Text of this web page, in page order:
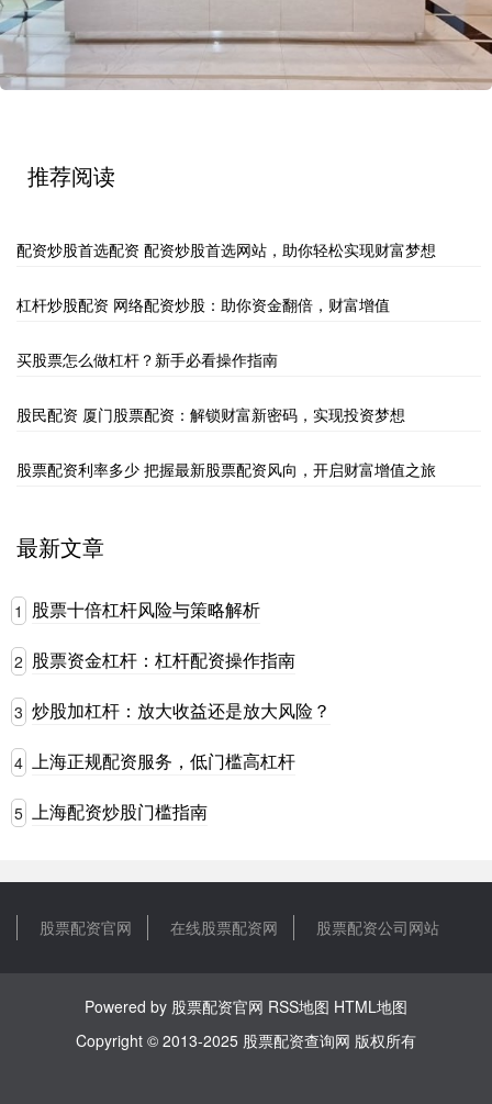
推荐阅读
配资炒股首选配资 配资炒股首选网站，助你轻松实现财富梦想
杠杆炒股配资 网络配资炒股：助你资金翻倍，财富增值
买股票怎么做杠杆？新手必看操作指南
股民配资 厦门股票配资：解锁财富新密码，实现投资梦想
股票配资利率多少 把握最新股票配资风向，开启财富增值之旅
最新文章
1 股票十倍杠杆风险与策略解析
2 股票资金杠杆：杠杆配资操作指南
3 炒股加杠杆：放大收益还是放大风险？
4 上海正规配资服务，低门槛高杠杆
5 上海配资炒股门槛指南
股票配资官网 在线股票配资网 股票配资公司网站
Powered by 股票配资官网 RSS地图 HTML地图
Copyright © 2013-2025 股票配资查询网 版权所有